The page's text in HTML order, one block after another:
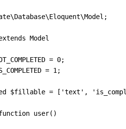
Model
= 0;
= 1;
$fillable = ['text',
user()